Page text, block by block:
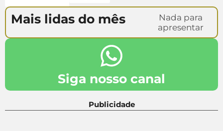
Mais lidas do mês
Nada para
apresentar
Siga nosso canal
Publicidade